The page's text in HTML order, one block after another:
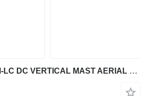
Hangcha HV120M-LC DC VERTICAL MAST AERIAL WORK LIFT PLATFORM 1240CM 2025